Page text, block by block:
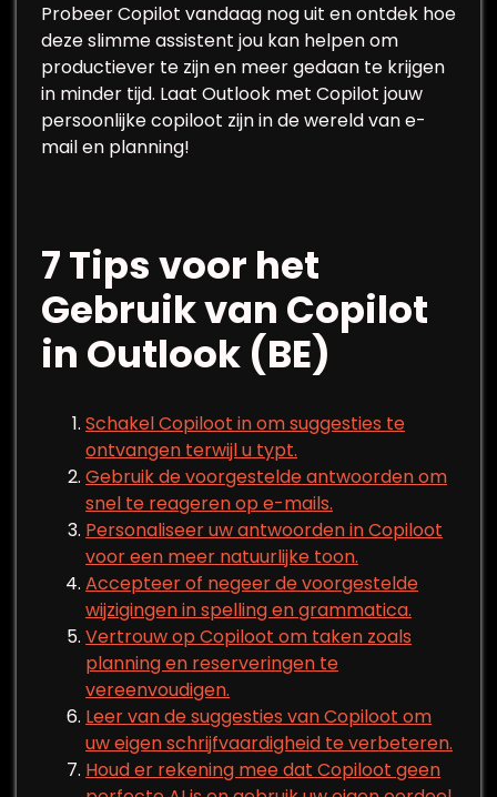
Probeer Copilot vandaag nog uit en ontdek hoe
deze slimme assistent jou kan helpen om
productiever te zijn en meer gedaan te krijgen
in minder tijd. Laat Outlook met Copilot jouw
persoonlijke copiloot zijn in de wereld van e-
mail en planning!
7 Tips voor het
Gebruik van Copilot
in Outlook (BE)
Schakel Copiloot in om suggesties te
ontvangen terwijl u typt.
Gebruik de voorgestelde antwoorden om
snel te reageren op e-mails.
Personaliseer uw antwoorden in Copiloot
voor een meer natuurlijke toon.
Accepteer of negeer de voorgestelde
wijzigingen in spelling en grammatica.
Vertrouw op Copiloot om taken zoals
planning en reserveringen te
vereenvoudigen.
Leer van de suggesties van Copiloot om
uw eigen schrijfvaardigheid te verbeteren.
Houd er rekening mee dat Copiloot geen